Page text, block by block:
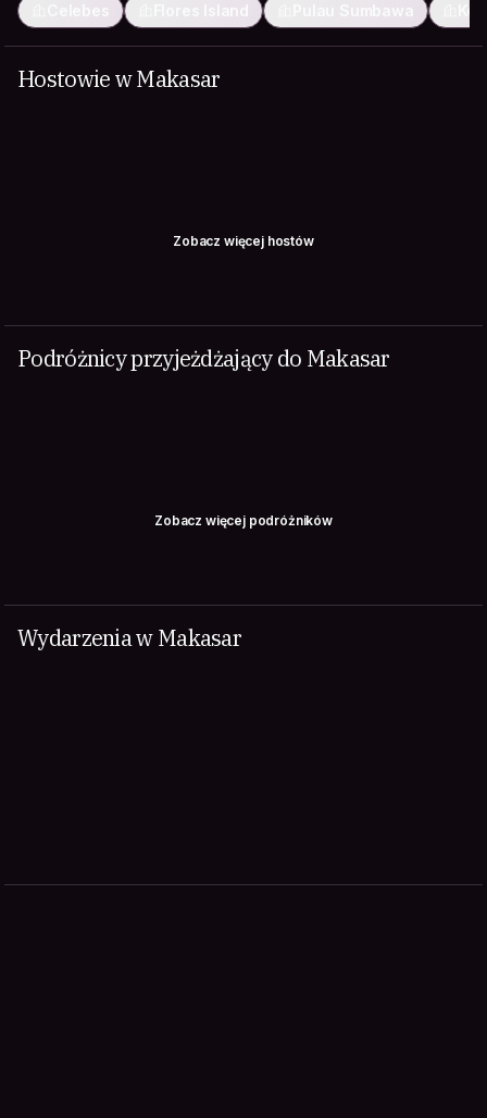
Celebes Flores Island Pulau Sumbawa
Hostowie w Makasar
Zobacz więcej hostów
Podróżnicy przyjeżdżający do Makasar
Zobacz więcej podróżników
Wydarzenia w Makasar